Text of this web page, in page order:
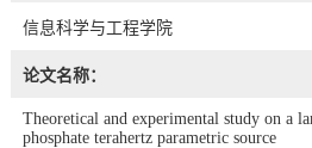
信息科学与工程学院
论文名称：
Theoretical and experimental study on a
phosphate terahertz parametric source